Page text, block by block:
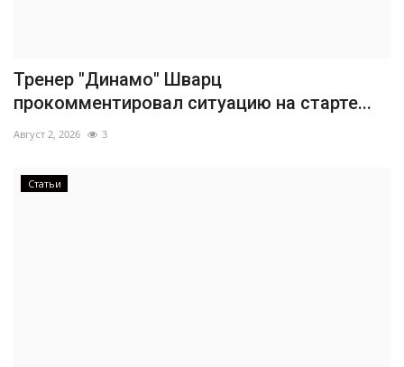
Тренер "Динамо" Шварц
прокомментировал ситуацию на старте...
Август 2, 2026 3
Статьи